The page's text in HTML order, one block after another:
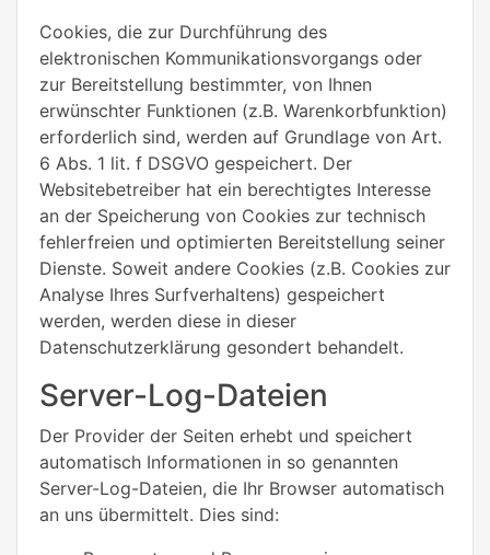
Cookies, die zur Durchführung des
elektronischen Kommunikationsvorgangs oder
zur Bereitstellung bestimmter, von Ihnen
erwünschter Funktionen (z.B. Warenkorbfunktion)
erforderlich sind, werden auf Grundlage von Art.
6 Abs. 1 lit. f DSGVO gespeichert. Der
Websitebetreiber hat ein berechtigtes Interesse
an der Speicherung von Cookies zur technisch
fehlerfreien und optimierten Bereitstellung seiner
Dienste. Soweit andere Cookies (z.B. Cookies zur
Analyse Ihres Surfverhaltens) gespeichert
werden, werden diese in dieser
Datenschutzerklärung gesondert behandelt.
Server-Log-Dateien
Der Provider der Seiten erhebt und speichert
automatisch Informationen in so genannten
Server-Log-Dateien, die Ihr Browser automatisch
an uns übermittelt. Dies sind: